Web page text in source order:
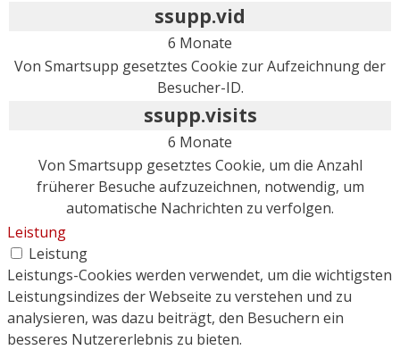
ssupp.vid
6 Monate
Von Smartsupp gesetztes Cookie zur Aufzeichnung der
Besucher-ID.
ssupp.visits
6 Monate
Von Smartsupp gesetztes Cookie, um die Anzahl
früherer Besuche aufzuzeichnen, notwendig, um
automatische Nachrichten zu verfolgen.
Leistung
Leistung
Leistungs-Cookies werden verwendet, um die wichtigsten
Leistungsindizes der Webseite zu verstehen und zu
analysieren, was dazu beiträgt, den Besuchern ein
besseres Nutzererlebnis zu bieten.